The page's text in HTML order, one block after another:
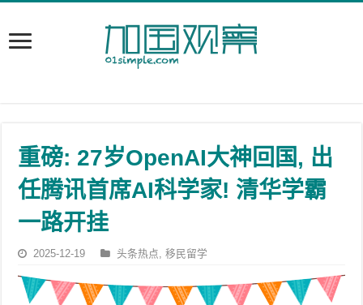
重磅: 27岁OpenAI大神回国, 出
任腾讯首席AI科学家! 清华学霸
一路开挂
2025-12-19 头条热点,移民留学